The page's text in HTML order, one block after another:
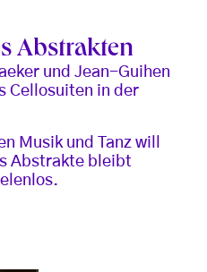
Abstrakten
und Jean-Guihen
Cellosuiten in der
Musik und Tanz will
Abstrakte bleibt